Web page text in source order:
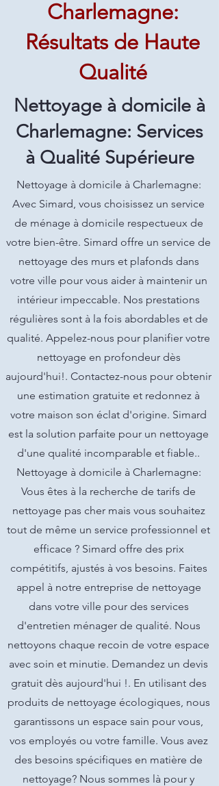
Charlemagne:
Résultats de Haute
Qualité
Nettoyage à domicile à
Charlemagne: Services
à Qualité Supérieure
Nettoyage à domicile à Charlemagne:
Avec Simard, vous choisissez un service
de ménage à domicile respectueux de
votre bien-être. Simard offre un service de
nettoyage des murs et plafonds dans
votre ville pour vous aider à maintenir un
intérieur impeccable. Nos prestations
régulières sont à la fois abordables et de
qualité. Appelez-nous pour planifier votre
nettoyage en profondeur dès
aujourd'hui!. Contactez-nous pour obtenir
une estimation gratuite et redonnez à
votre maison son éclat d'origine. Simard
est la solution parfaite pour un nettoyage
d'une qualité incomparable et fiable..
Nettoyage à domicile à Charlemagne:
Vous êtes à la recherche de tarifs de
nettoyage pas cher mais vous souhaitez
tout de même un service professionnel et
efficace ? Simard offre des prix
compétitifs, ajustés à vos besoins. Faites
appel à notre entreprise de nettoyage
dans votre ville pour des services
d'entretien ménager de qualité. Nous
nettoyons chaque recoin de votre espace
avec soin et minutie. Demandez un devis
gratuit dès aujourd'hui !. En utilisant des
produits de nettoyage écologiques, nous
garantissons un espace sain pour vous,
vos employés ou votre famille. Vous avez
des besoins spécifiques en matière de
nettoyage? Nous sommes là pour y